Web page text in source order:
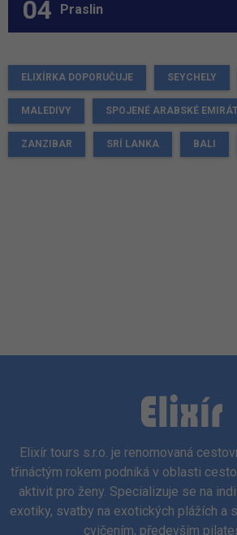
Praslin
ELIXÍRKA DOPORUČUJE SEYCHELY
MALEDIVY SPOJENÉ ARABSKÉ
ZANZIBAR SRÍ LANKA BALI
Elixír tours s.r.o. je renomovaná
třináctým rokem podniká v oblasti
aktivit pro ženy. Specializuje se na
exotiky, svatby na exotických plážích a
cvičením, především